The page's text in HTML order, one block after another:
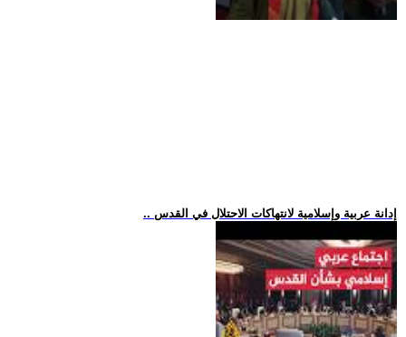
.. إدانة عربية وإسلامية لانتهاكات الاحتلال في القدس